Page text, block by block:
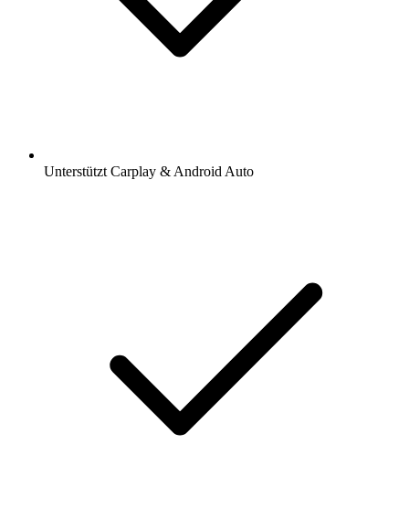
Unterstützt Carplay & Android Auto